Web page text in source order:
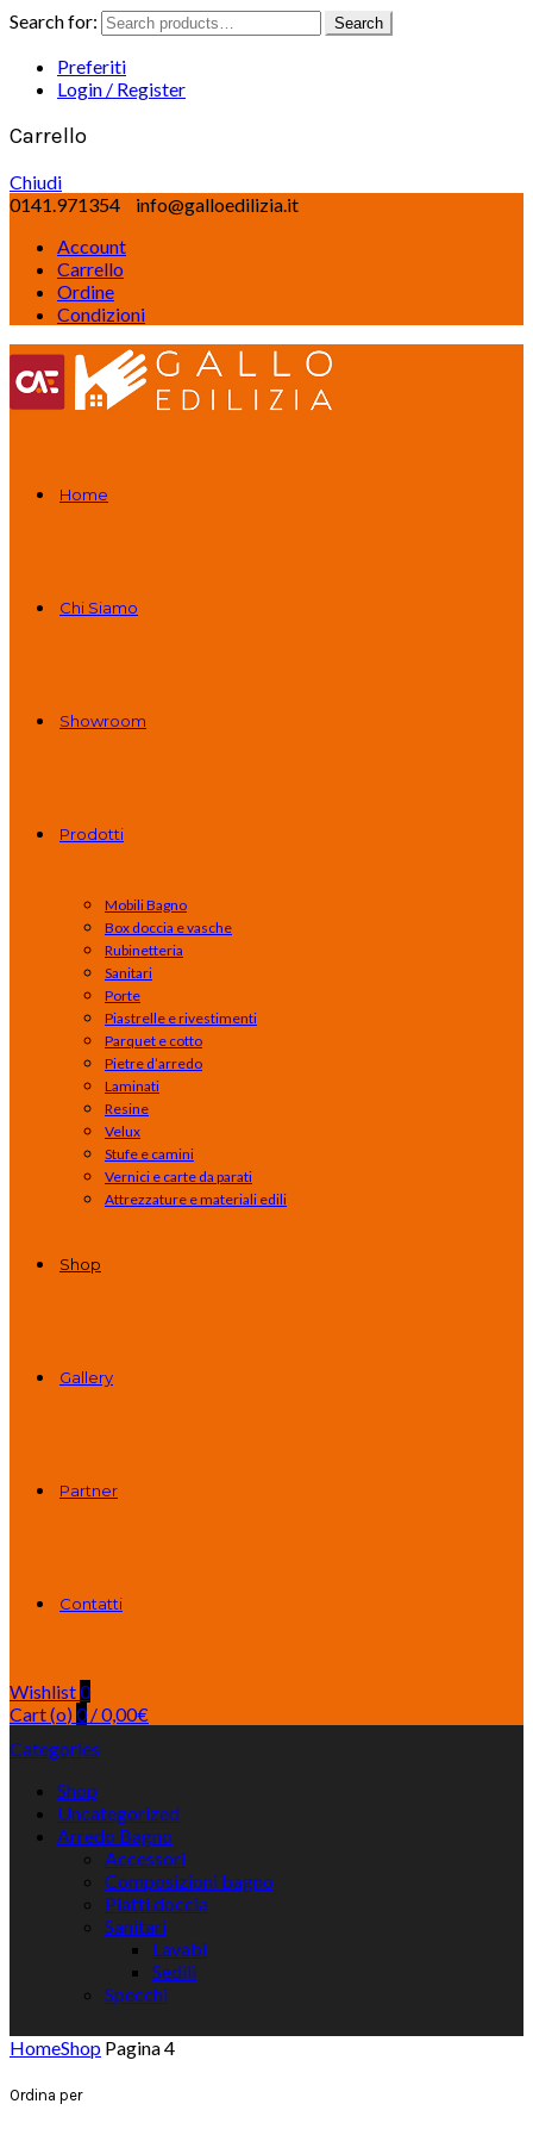
Search for: Search
Preferiti
Login / Register
Carrello
Chiudi
0141.971354
info@galloedilizia.it
Account
Carrello
Ordine
Condizioni
Home
Chi Siamo
Showroom
Prodotti
Mobili Bagno
Box doccia e vasche
Rubinetteria
Sanitari
Porte
Piastrelle e rivestimenti
Parquet e cotto
Pietre d’arredo
Laminati
Resine
Velux
Stufe e camini
Vernici e carte da parati
Attrezzature e materiali edili
Shop
Gallery
Partner
Contatti
Wishlist0
Cart (o)0 /0,00€
Categories
Shop
Uncategorized
Arredo Bagno
Accessori
Composizioni bagno
Piatti doccia
Sanitari
Lavabi
Sedili
Specchi
HomeShop Pagina 4
Ordina per